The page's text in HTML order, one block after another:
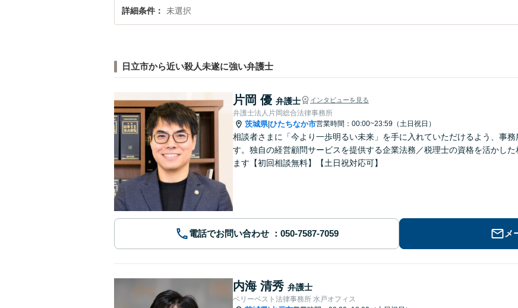
詳細条件 未選択
日立市から近い殺人未遂に強い弁護士
片岡 優 弁護士 インタビューを見る
弁護士法人片岡総合法律事務所
茨城県|ひたちなか市営業時間：00:00~23:59（土日祝日）
相談者さまに「今より一歩明るい未来」を手に入れていただけるよう、事
す。独自の経営顧問サービスを提供する企業法務／税理士の資格を活かし
ます【初回相談無料】【土日祝対応可】
電話でお問い合わせ メ
内海 清秀 弁護士
ベリーベスト法律事務所 水戸オフィス